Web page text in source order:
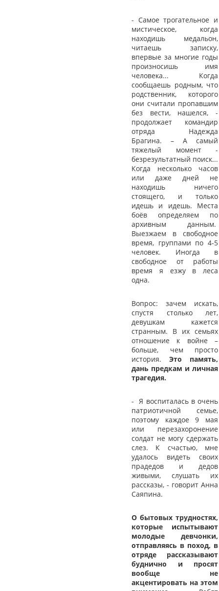
- Самое трогательное и
мистическое, когда
находишь медальон,
читаешь записку,
впервые за многие годы
произносишь имя
человека... Когда
сообщаешь родным, что
родственник, которого
они считали пропавшим
без вести, нашелся, -
продолжает командир
отряда Надежда
Брагина. – А самый
тяжелый момент -
безрезультатный поиск...
Когда несколько часов
или даже дней не
находишь ничего
стоящего, и только
идешь и идешь. Места
боёв определяем по
архивным данным.
Выезжаем в свободное
время, группами по 4-5
человек. Иногда в
свободное от работы
время я езжу в леса
одна.
Вопрос: зачем искать,
спустя столько лет,
девушкам кажется
странным. В их семьях
отношение к войне –
больше, чем просто
история. Это память,
дань предкам и личная
трагедия.
- Я воспиталась в очень
патриотичной семье,
поэтому каждое 9 мая
или перезахоронение
солдат не могу сдержать
слез. К счастью, мне
удалось видеть своих
прадедов и дедов
живыми, слушать их
рассказы, - говорит Анна
Саяпина.
О бытовых трудностях,
которые испытывают
молодые девчонки,
отправляясь в поход, в
отряде рассказывают
буднично и просят
вообще не
акцентировать на этом